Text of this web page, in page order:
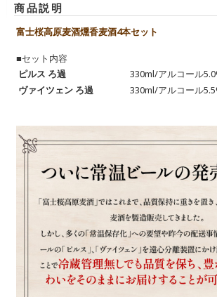
商品説明
富士桜高原麦酒燻香麦酒4本セット
■セット内容
ピルス ろ過
330ml/アルコール
ヴァイツェン ろ過
330ml/アルコール